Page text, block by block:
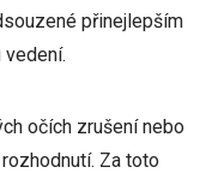
přinejlepším
vedení.
očích zrušení nebo
Za toto